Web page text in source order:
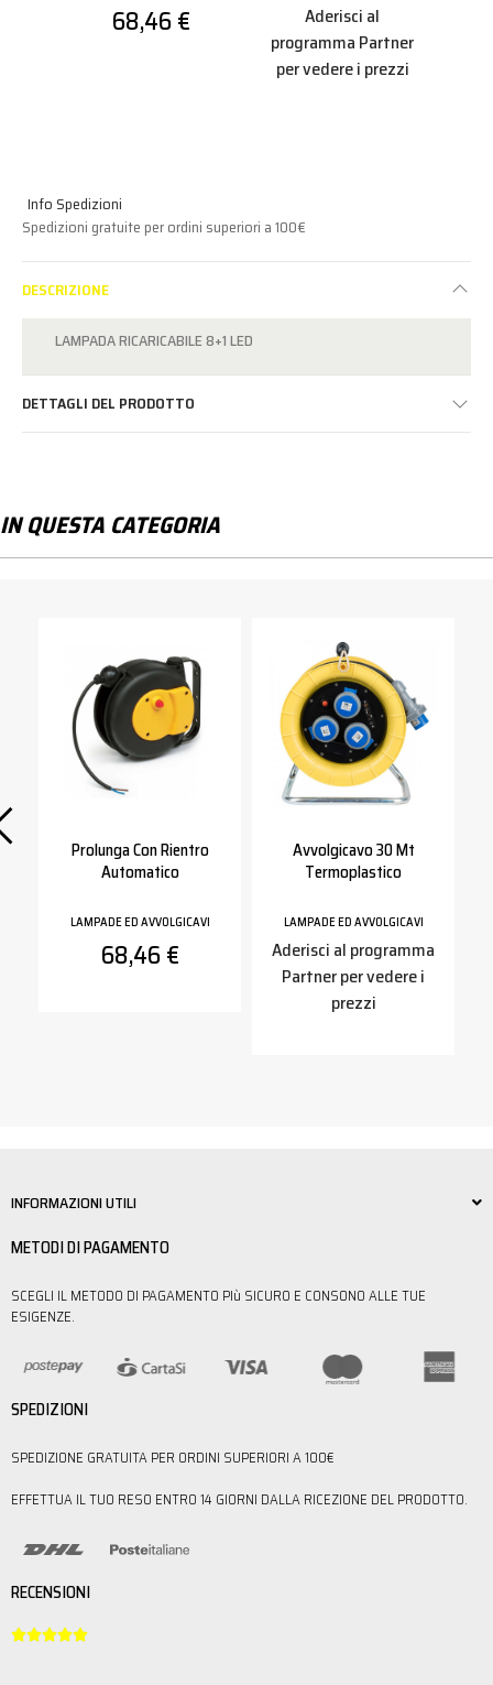
68,46 €
Aderisci al
programma Partner
per vedere i prezzi
Info Spedizioni
Spedizioni gratuite per ordini superiori a 100€
DESCRIZIONE
LAMPADA RICARICABILE 8+1 LED
DETTAGLI DEL PRODOTTO
IN QUESTA CATEGORIA
Prolunga Con Rientro
Automatico
LAMPADE ED AVVOLGICAVI
68,46 €
Avvolgicavo 30 Mt
Termoplastico
LAMPADE ED AVVOLGICAVI
Aderisci al programma
Partner per vedere i
prezzi
INFORMAZIONI UTILI
METODI DI PAGAMENTO
SCEGLI IL METODO DI PAGAMENTO PIù SICURO E CONSONO ALLE TUE
ESIGENZE.
SPEDIZIONI
SPEDIZIONE GRATUITA PER ORDINI SUPERIORI A 100€
EFFETTUA IL TUO RESO ENTRO 14 GIORNI DALLA RICEZIONE DEL PRODOTTO.
RECENSIONI
